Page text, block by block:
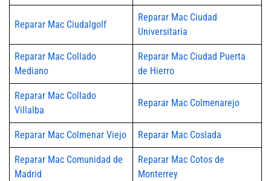
Reparar Mac Ciudalgolf
Reparar Mac Ciudad
Universitaria
Reparar Mac Collado
Mediano
Reparar Mac Ciudad Puerta
de Hierro
Reparar Mac Collado
Villalba
Reparar Mac Colmenarejo
Reparar Mac Colmenar Viejo Reparar Mac Coslada
Reparar Mac Comunidad de
Madrid
Reparar Mac Cotos de
Monterrey